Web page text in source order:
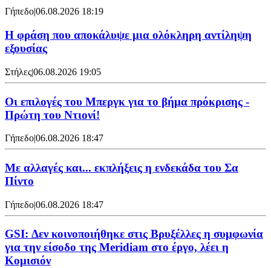
Γήπεδο|06.08.2026 18:19
Η φράση που αποκάλυψε μια ολόκληρη αντίληψη
εξουσίας
Στήλες|06.08.2026 19:05
Οι επιλογές του Μπεργκ για το βήμα πρόκρισης -
Πρώτη του Ντιονί!
Γήπεδο|06.08.2026 18:47
Με αλλαγές και... εκπλήξεις η ενδεκάδα του Σα
Πίντο
Γήπεδο|06.08.2026 18:47
GSI: Δεν κοινοποιήθηκε στις Βρυξέλλες η συμφωνία
για την είσοδο της Meridiam στο έργο, λέει η
Κομισιόν